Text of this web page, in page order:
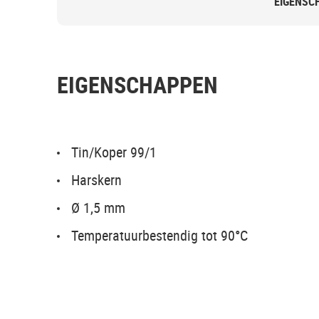
EIGENSCHAPPEN
Tin/Koper 99/1
Harskern
Ø 1,5 mm
Temperatuurbestendig tot 90°C